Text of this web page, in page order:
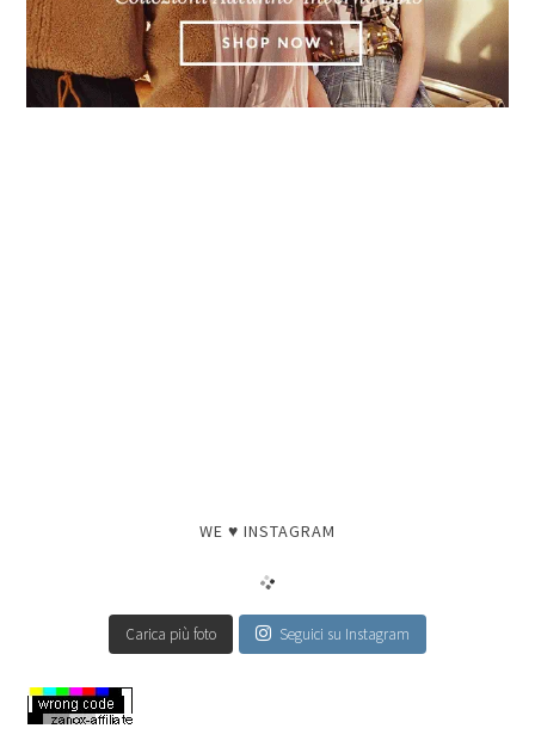
WE ♥ INSTAGRAM
Carica più foto Seguici su Instagram